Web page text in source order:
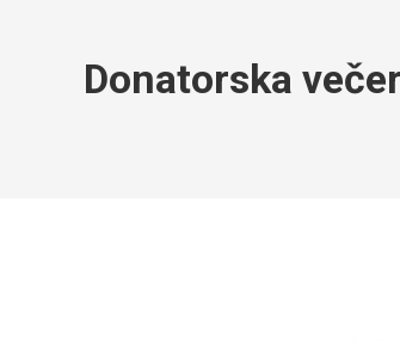
Donatorska